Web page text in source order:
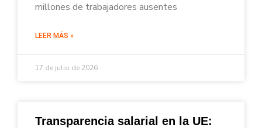
millones de trabajadores ausentes
LEER MÁS »
17 de julio de 2026
Transparencia salarial en la UE: